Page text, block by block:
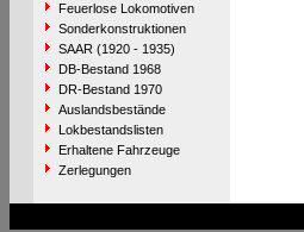
Feuerlose Lokomotiven
Sonderkonstruktionen
SAAR (1920 - 1935)
DB-Bestand 1968
DR-Bestand 1970
Auslandsbestände
Lokbestandslisten
Erhaltene Fahrzeuge
Zerlegungen